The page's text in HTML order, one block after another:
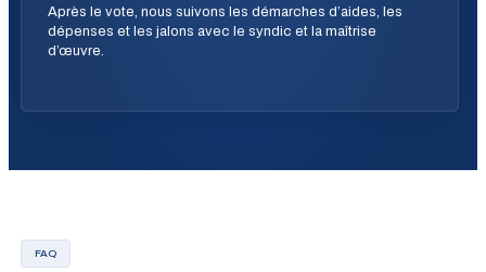
Après le vote, nous suivons les démarches d’aides, les
dépenses et les jalons avec le syndic et la maîtrise
d’œuvre.
FAQ